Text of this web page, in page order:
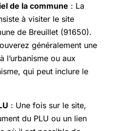
de la commune : La
à visiter le site
de Breuillet (91650).
généralement une
l’urbanisme ou aux
qui peut inclure le
: Une fois sur le site,
du PLU ou un lien